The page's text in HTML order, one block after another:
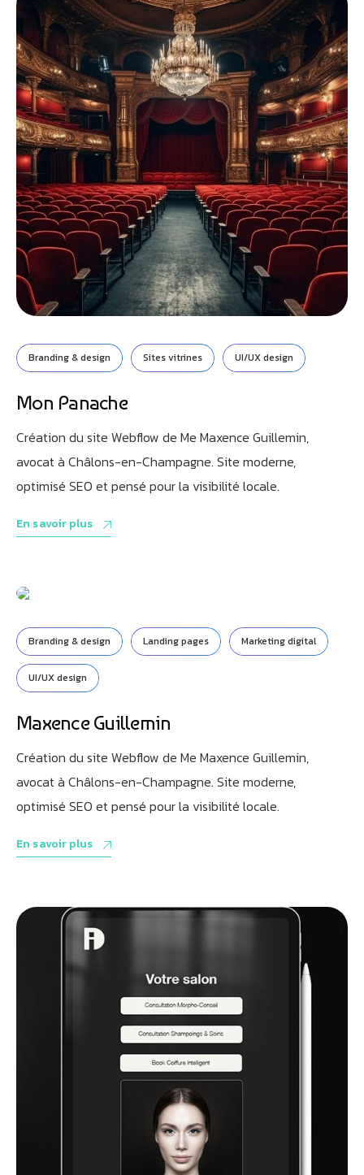
Branding & design Sites vitrines UI/UX design
Mon Panache
Création du site Webflow de Me Maxence Guillemin,
avocat à Châlons-en-Champagne. Site moderne,
optimisé SEO et pensé pour la visibilité locale.
En savoir plus
Branding & design Landing pages Marketing digital
UI/UX design
Maxence Guillemin
Création du site Webflow de Me Maxence Guillemin,
avocat à Châlons-en-Champagne. Site moderne,
optimisé SEO et pensé pour la visibilité locale.
En savoir plus
Athobot
Je suis Athobot, votre assistant digital.
Je vous oriente vers la meilleure solution pour votre
Dites-moi votre objectif ou choisissez un raccourci ci-